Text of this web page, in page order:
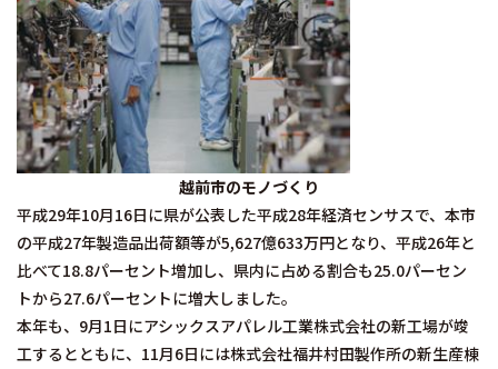
越前市のモノづくり
平成29年10月16日に県が公表した平成28年経済センサスで、本市
の平成27年製造品出荷額等が5,627億633万円となり、平成26年と
比べて18.8パーセント増加し、県内に占める割合も25.0パーセン
トから27.6パーセントに増大しました。
本年も、9月1日にアシックスアパレル工業株式会社の新工場が竣
工するとともに、11月6日には株式会社福井村田製作所の新生産棟